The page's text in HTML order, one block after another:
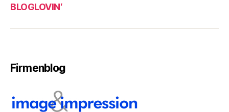
BLOGLOVIN‘
Firmenblog